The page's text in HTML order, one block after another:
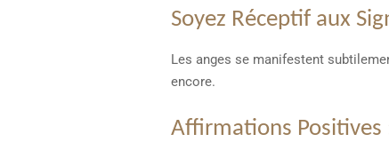
Soyez Réceptif aux
Les anges se manifestent
encore.
Affirmations Positives